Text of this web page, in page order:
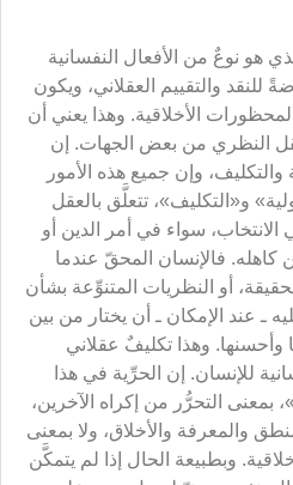
هو نوعٌ من الأفعال النفسانية
للنقد والتقييم العقلاني، ويكون
الأخلاقية. وهذا يعني أن
النظري من بعض الجهات. إن
وإن جميع هذه الأمور
و«التكليف»، تتعلَّق بالعقل
سواء في أمر الدين أو
كاهله. فالإنسان المحقّ عندما
أو النظريات المتنوِّعة بشأن
ـ عند الإمكان ـ أن يختار من بين
وأحسنها. وهذا تكليفٌ عقلاني
للإنسان. إن الحرِّية في هذا
بمعنى التحرُّر من إكراه الآخرين،
والمعرفة والأخلاق، ولا بمعنى
وبطبيعة الحال إذا لم يتمكَّن